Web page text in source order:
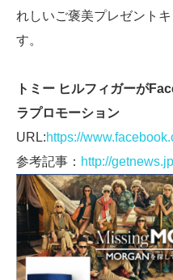
れしいご褒美プレゼント
す。
トミー ヒルフィガーが
ラプロモーション
URL:https://
参考記事： http://